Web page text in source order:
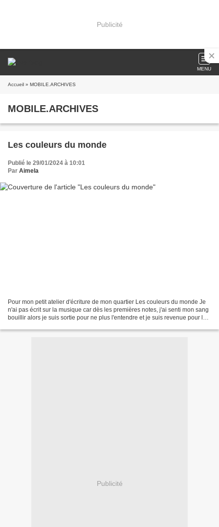
Publicité
MENU
Accueil » MOBILE.ARCHIVES
MOBILE.ARCHIVES
Les couleurs du monde
Publié le 29/01/2024 à 10:01
Par Aimela
Pour mon petit atelier d'écriture de mon quartier Les couleurs du monde Je
n'ai pas écrit sur la musique car dès les premières notes, j'ai senti mon sang
bouillir alors je suis sortie pour ne plus l'entendre et je suis revenue pour la
Publicité